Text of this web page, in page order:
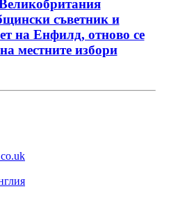
съветник и
на Енфилд, отново се
местните избори